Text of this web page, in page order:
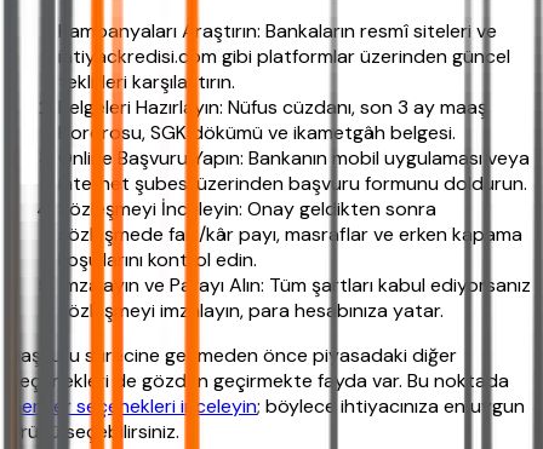
Kampanyaları Araştırın: Bankaların resmî siteleri ve
ihtiyackredisi.com gibi platformlar üzerinden güncel
teklifleri karşılaştırın.
Belgeleri Hazırlayın: Nüfus cüzdanı, son 3 ay maaş
bordrosu, SGK dökümü ve ikametgâh belgesi.
Online Başvuru Yapın: Bankanın mobil uygulaması veya
internet şubesi üzerinden başvuru formunu doldurun.
Sözleşmeyi İnceleyin: Onay geldikten sonra
sözleşmede faiz/kâr payı, masraflar ve erken kapama
koşullarını kontrol edin.
İmzalayın ve Parayı Alın: Tüm şartları kabul ediyorsanız
sözleşmeyi imzalayın, para hesabınıza yatar.
Başvuru sürecine geçmeden önce piyasadaki diğer
seçenekleri de gözden geçirmekte fayda var. Bu noktada
benzer seçenekleri inceleyin; böylece ihtiyacınıza en uygun
ürünü seçebilirsiniz.